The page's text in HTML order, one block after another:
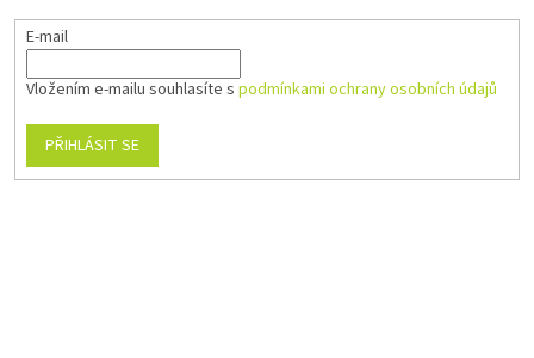
E-mail
Vložením e-mailu souhlasíte s podmínkami ochrany osobních údajů
PŘIHLÁSIT SE